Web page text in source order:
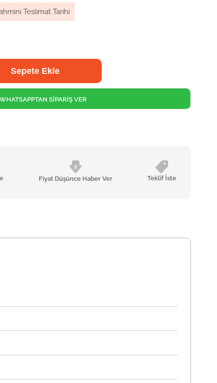
Teslimat Tarihi
Fiyat Düşünce Haber Ver Teklif İste
SİPARİŞ VER